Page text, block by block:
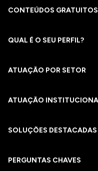
CONTEÚDOS GRATUITOS
QUAL É O SEU PERFIL?
ATUAÇÃO POR SETOR
ATUAÇÃO
SOLUÇÕES DESTACADAS
PERGUNTAS CHAVES​